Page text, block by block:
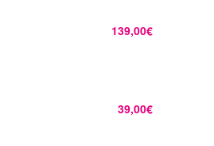
139,00€
39,00€